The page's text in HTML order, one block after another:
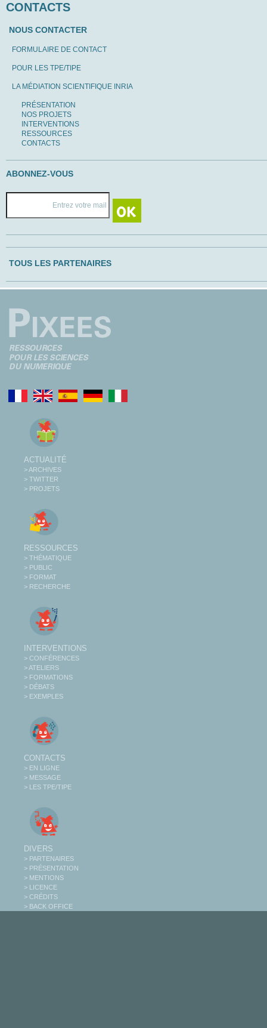
CONTACTS
NOUS CONTACTER
FORMULAIRE DE CONTACT
POUR LES TPE/TIPE
LA MÉDIATION SCIENTIFIQUE INRIA
PRÉSENTATION
NOS PROJETS
INTERVENTIONS
RESSOURCES
CONTACTS
ABONNEZ-VOUS
TOUS LES PARTENAIRES
ACTUALITÉ
> ARCHIVES
> TWITTER
> PROJETS
RESSOURCES
> THÉMATIQUE
> PUBLIC
> FORMAT
> RECHERCHE
INTERVENTIONS
> CONFÉRENCES
> ATELIERS
> FORMATIONS
> DÉBATS
> EXEMPLES
CONTACTS
> EN LIGNE
> MESSAGE
> LES TPE/TIPE
DIVERS
> PARTENAIRES
> PRÉSENTATION
> MENTIONS
> LICENCE
> CRÉDITS
> BACK OFFICE